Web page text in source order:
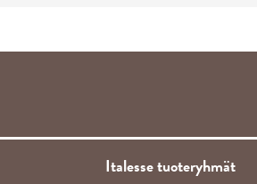
Italesse tuoteryhmät